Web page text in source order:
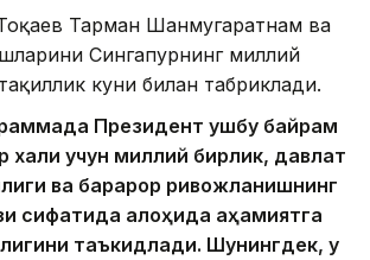
Тарман Шанмугаратнам ва
Сингапурнинг миллий
куни билан табриклади.
Президент ушбу байрам
халқи учун миллий бирлик, давлат
ва барқарор ривожланишнинг
сифатида алоҳида аҳамиятга
таъкидлади. Шунингдек, у